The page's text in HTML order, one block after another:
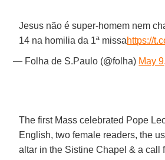
Jesus não é super-homem nem
14 na homilia da 1ª missahttps://
— Folha de S.Paulo (@folha) May
The first Mass celebrated Pope
English, two female readers, the
altar in the Sistine Chapel & a call